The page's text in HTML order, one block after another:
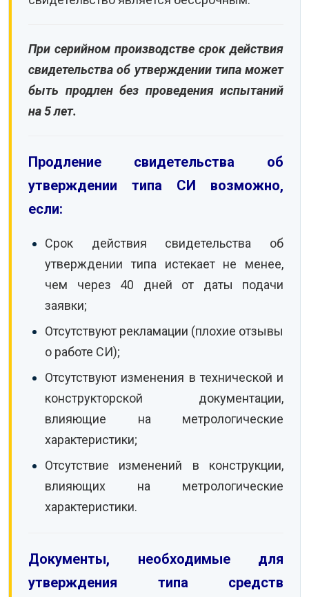
При серийном производстве срок действия
свидетельства об утверждении типа может
быть продлен без проведения испытаний
на 5 лет.
Продление свидетельства об
утверждении типа СИ возможно,
если:
Срок действия свидетельства об
утверждении типа истекает не менее,
чем через 40 дней от даты подачи
заявки;
Отсутствуют рекламации (плохие отзывы
о работе СИ);
Отсутствуют изменения в технической и
конструкторской документации,
влияющие на метрологические
характеристики;
Отсутствие изменений в конструкции,
влияющих на метрологические
характеристики.
Документы, необходимые для
утверждения типа средств